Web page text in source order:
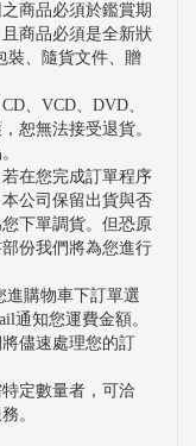
商品必須於鑑賞期
商品必須是全新狀
裝、隨貨文件、贈
、VCD、DVD、
恕無法接受退貨。
在您完成訂單程序
公司保留出貨與否
下單調貨。但恐原
份我們將為您進行
進購物車下訂單選
通知您運費金額。
儘速處理您的訂
定數量者，可洽
。